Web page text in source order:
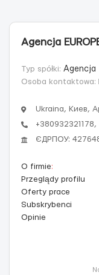
Agencja
Typ spółki: Agencja
Osoba kontaktowa:
Ukraina, Киев,
ЄДРПОУ:
O firmie:
Przeglądy profilu
Oferty prace
Subskrybenci
Opinie